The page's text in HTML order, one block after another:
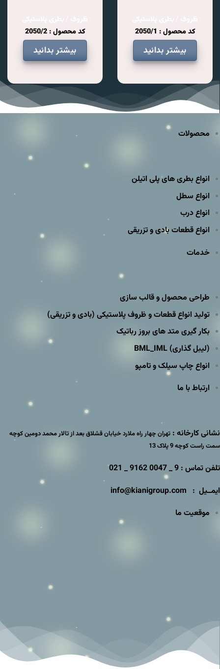
کد محصول : 2050/1
بیشتر بدانید
کد محصول : 2050/2
بیشتر بدانید
محصولات
انواع بطری های پلی اتیلن
انواع سطل
انواع درب
انواع قطعات بادی و تزریقی
خدمات
طراحی محصول و قالب سازی
تولید انواع قطعات و ظروف پلاستیکی (بادی و تزریقی)
بکار گیری متد های بروز رباتیک
(لیبل گذاری) BML_IML
انواع چاپ سیلک و تامپو
ارتباط با ما
نشانی کارخانه : تهران چهار راه ملارد خیابان قشلاق بعد از تالار محمد دومین کوچه
سمت راست کوچه 9 پلاک 13
تلفن تماس : 9 _ 0047 9162 _ 021
ایمــیل : info@kianigroup.com
موقعیت ما